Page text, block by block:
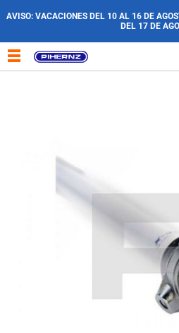
AVISO: VACACIONES DEL 10 AL 16 DE
DEL 17 DE